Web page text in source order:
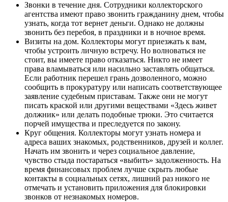
Звонки в течение дня. Сотрудники коллекторского
агентства имеют право звонить гражданину днем, чтобы
узнать, когда тот вернет деньги. Однако не должны
звонить без перебоя, в праздники и в ночное время.
Визиты на дом. Коллекторы могут приезжать к вам,
чтобы устроить личную встречу. Но волноваться не
стоит, вы имеете право отказаться. Никто не имеет
права вламываться или насильно заставлять общаться.
Если работник перешел грань дозволенного, можно
сообщить в прокуратуру или написать соответствующее
заявление судебным приставам. Также они не могут
писать краской или другими веществами «Здесь живет
должник» или делать подобные трюки. Это считается
порчей имущества и преследуется по закону.
Круг общения. Коллекторы могут узнать номера и
адреса ваших знакомых, родственников, друзей и коллег.
Начать им звонить и через социальное давление,
чувство стыда постараться «выбить» задолженность. На
время финансовых проблем лучше скрыть любые
контакты в социальных сетях, лишний раз никого не
отмечать и установить приложения для блокировки
звонков от незнакомых номеров.